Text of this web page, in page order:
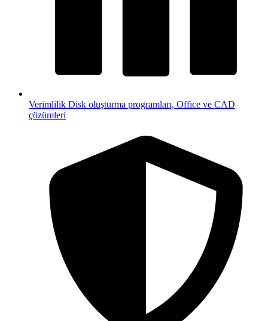
Verimlilik Disk oluşturma programları, Office ve CAD
çözümleri